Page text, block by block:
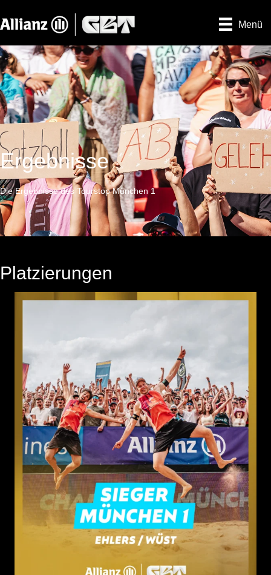
Menü
Ergebnisse
Die Ergebnisse des Tourstop München 1
Platzierungen